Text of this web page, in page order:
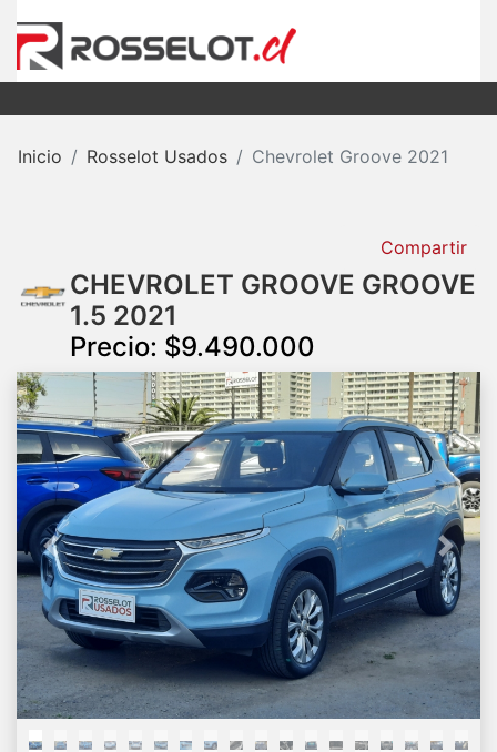
Inicio Rosselot Usados Chevrolet Groove 2021
Compartir
CHEVROLET GROOVE GROOVE
1.5 2021
Precio: $9.490.000
Previous Next